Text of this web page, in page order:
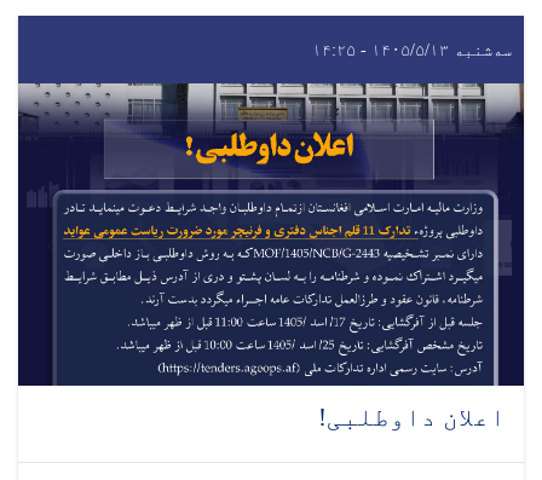
سه‌شنبه ۱۴۰۵/۵/۱۳ - ۱۴:۲۵
اعلان داوطلبی!